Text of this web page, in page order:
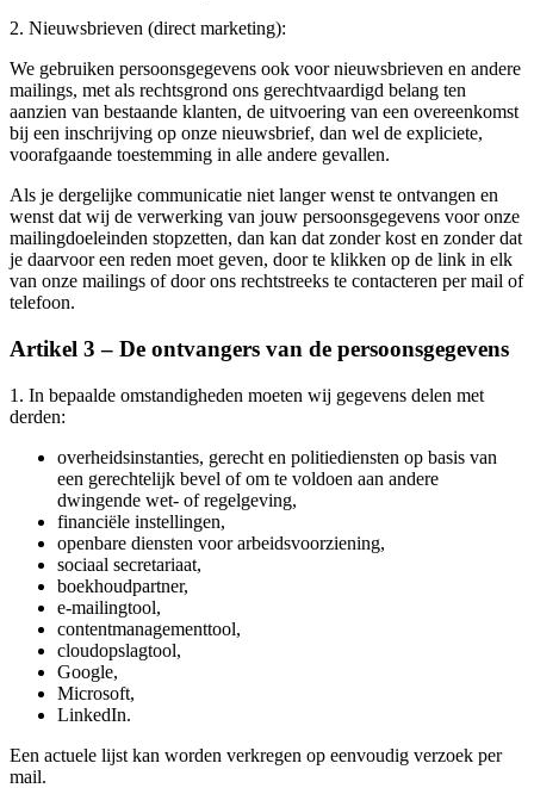
2. Nieuwsbrieven (direct marketing):
We gebruiken persoonsgegevens ook voor nieuwsbrieven en andere
mailings, met als rechtsgrond ons gerechtvaardigd belang ten
aanzien van bestaande klanten, de uitvoering van een overeenkomst
bij een inschrijving op onze nieuwsbrief, dan wel de expliciete,
voorafgaande toestemming in alle andere gevallen.
Als je dergelijke communicatie niet langer wenst te ontvangen en
wenst dat wij de verwerking van jouw persoonsgegevens voor onze
mailingdoeleinden stopzetten, dan kan dat zonder kost en zonder dat
je daarvoor een reden moet geven, door te klikken op de link in elk
van onze mailings of door ons rechtstreeks te contacteren per mail of
telefoon.
Artikel 3 – De ontvangers van de persoonsgegevens
1. In bepaalde omstandigheden moeten wij gegevens delen met
derden:
overheidsinstanties, gerecht en politiediensten op basis van
een gerechtelijk bevel of om te voldoen aan andere
dwingende wet- of regelgeving,
financiële instellingen,
openbare diensten voor arbeidsvoorziening,
sociaal secretariaat,
boekhoudpartner,
e-mailingtool,
contentmanagementtool,
cloudopslagtool,
Google,
Microsoft,
LinkedIn.
Een actuele lijst kan worden verkregen op eenvoudig verzoek per
mail.